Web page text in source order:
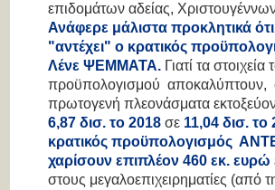
επιδομάτων αδείας,
Ανάφερε μάλιστα προκλητικά
"αντέχει" ο κρατικός
Λένε ΨΕΜΜΑΤΑ. Γιατί τα στοιχεία
προϋπολογισμού αποκαλύπτουν,
πρωτογενή πλεονάσματα
6,87 δισ. το 2018 σε 11,04 δισ. το
κρατικός προϋπολογισμός
χαρίσουν επιπλέον 460 εκ. ευρώ
στους μεγαλοεπιχειρηματίες (από